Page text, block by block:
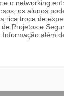
e o networking
os alunos
rica troca de
Projetos e
Informação além